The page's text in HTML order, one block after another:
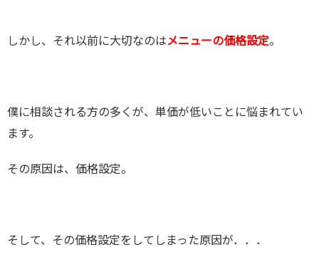
しかし、それ以前に大切なのは メニューの価格設定。
僕に相談される方の多くが、単価が低いことに悩まれてい
ます。
その原因は、価格設定。
そして、その価格設定をしてしまった原因が．．．